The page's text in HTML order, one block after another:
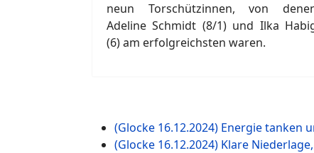
neun Torschützinnen, von
Adeline Schmidt (8/1) und Ilka
(6) am erfolgreichsten waren.
(Glocke 16.12.2024) Energie tanken
(Glocke 16.12.2024) Klare